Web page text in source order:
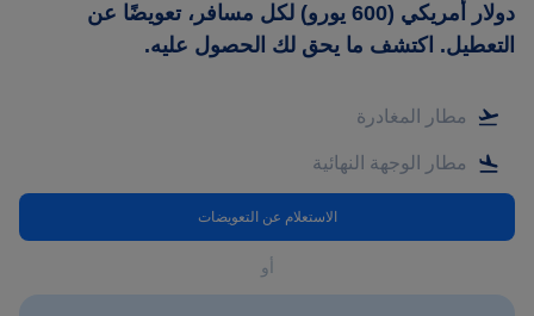
دولار أمريكي (600 يورو) لكل مسافر، تعويضًا عن
التعطيل. اكتشف ما يحق لك الحصول عليه.
الاستعلام عن التعويضات
أو